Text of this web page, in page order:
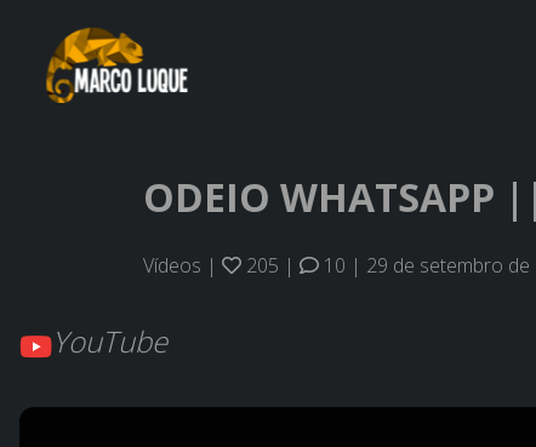
ODEIO WHATSAPP
Vídeos | 205 | 10 | 29 de setembro de
YouTube